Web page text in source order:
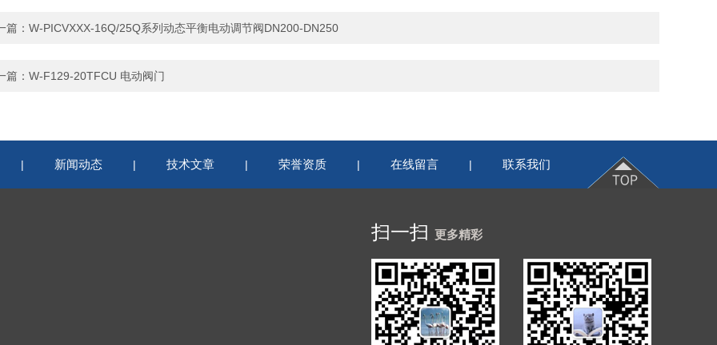
篇： W-PICVXXX-16Q/25Q系列动态平衡电动调节阀DN200-DN250
篇： W-F129-20TFCU 电动阀门
| 新闻动态 | 技术文章 | 荣誉资质 | 在线留言 | 联系我们
扫一扫 更多精彩